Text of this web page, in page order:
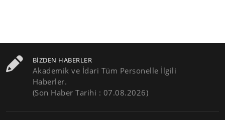
BIZDEN HABERLER
Akademik ve İdari Tüm Personelle İlgili
Haberler.
(Son Haber Tarihi : 07.08.2026)